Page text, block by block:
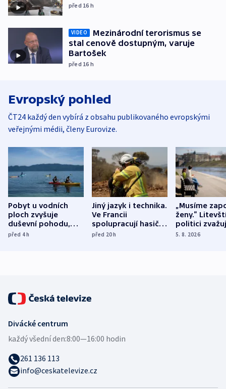
před 16 h
VIDEO
Mezinárodní terorismus se
stal cenově dostupným, varuje
Bartošek
před 16 h
Evropský pohled
ČT24 každý den vybírá z obsahu publikovaného evropskými
veřejnými médii, členy Eurovize.
Pobyt u vodních
ploch zvyšuje
duševní pohodu,
ukázala
před 4h
Jiný jazyk i technika.
Ve Francii
spolupracují hasiči z
různých zemí
před 20h
„Musíme
ženy.“
politici
dohodu o
5. 8. 2026
Divácké centrum
každý všední den:8:00—16:00 hodin
261 136 113
info@ceskatelevize.cz